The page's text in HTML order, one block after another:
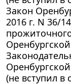
Закон
2016 г. N 36/
(не вступил в